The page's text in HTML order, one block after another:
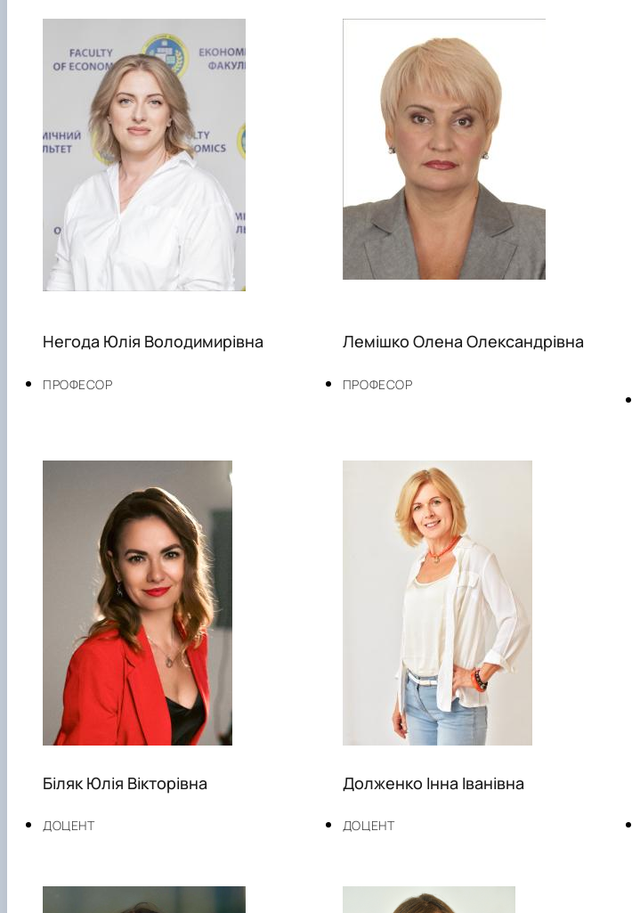
ПРОФЕСОР
Негода Юлія Володимирівна
ПРОФЕСОР
Лемішко Олена Олександрівна
ДОЦЕНТ
Біляк Юлія Вікторівна
ДОЦЕНТ
Долженко Інна Іванівна